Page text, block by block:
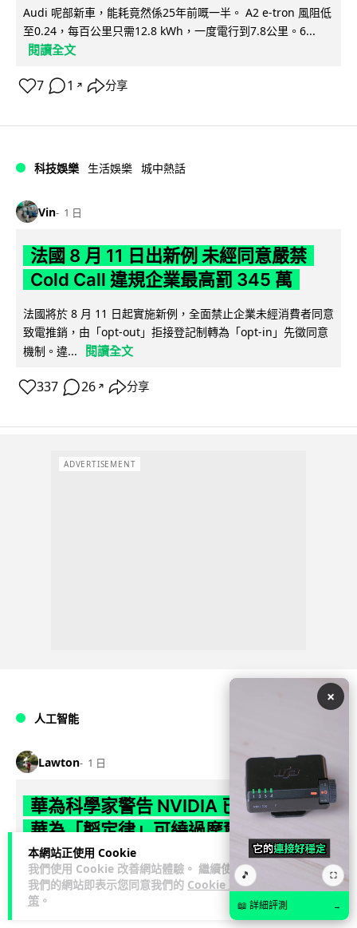
本網站正使用 Cookie
我們使用 Cookie 改善網站體驗。 繼續使用
我們的網站即表示您同意我們的 Cookie 政
策 。
Audi 呢部新車，能耗竟然係25年前嘅一半。 A2 e-tron 風阻低
至0.24，每百公里只需12.8 kWh，一度電行到7.8公里。6...
閱讀全文
7 1 ↗ 分享
科技娛樂 生活娛樂 城中熱話
Vin 1 日
法國 8 月 11 日出新例 未經同意嚴禁
Cold Call 違規企業最高罰 345 萬
法國將於 8 月 11 日起實施新例，全面禁止企業未經消費者同意
致電推銷，由「opt-out」拒接登記制轉為「opt-in」先徵同意
機制。違...
閱讀全文
337 26 ↗ 分享
ADVERTISEMENT
人工智能
Lawton 1 日
華為科學家警告 NVIDIA 已近物理極限
華為「韜定律」可繞過摩爾定律瓶頸
華為半導體首席科學家廖恒罕見接受近 5 小時專訪，警告
NVIDIA 等西方晶片巨頭正逼近物理極限，傳統製程升級已失經
濟效益。他同時介紹華為...
×
🎵 ⛶
📖 詳細評測 →